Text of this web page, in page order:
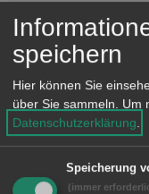
Rohbaus. Da
angebracht
angefordert,
liegend vom
speichern
Hier können Sie
über Sie sammeln. Um
Datenschutzerklärung.
Speicherung
(immer